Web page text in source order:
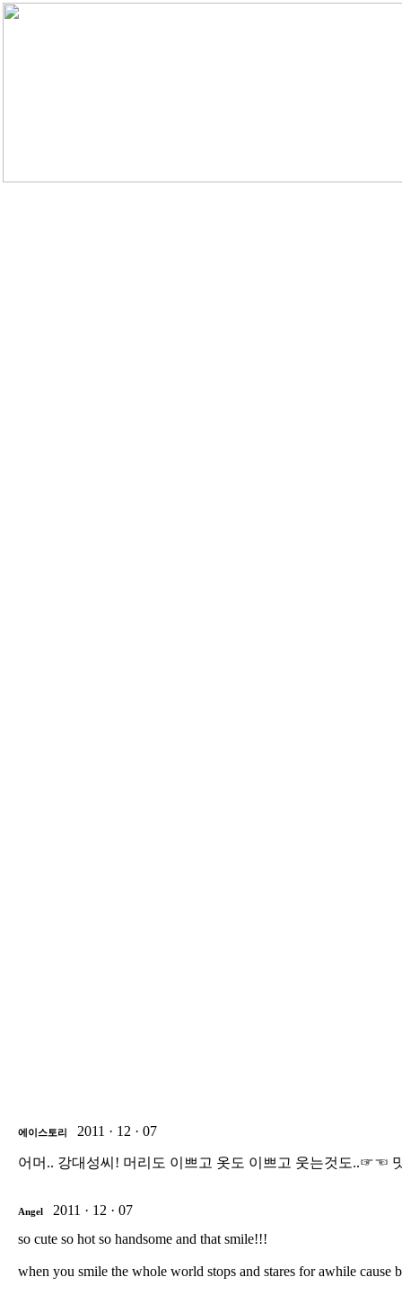
에이스토리 2011 · 12 · 07
어머.. 강대성씨! 머리도 이쁘고 옷도 이쁘고 웃는것도..☞☜
Angel
2011 · 12 · 07
so cute so hot so handsome and that smile!!!
when you smile the whole world stops and stares for awhile